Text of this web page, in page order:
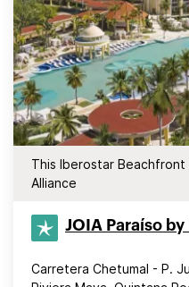
This Iberostar Beachfront
Alliance
JOIA Paraíso
Carretera Chetumal - P.